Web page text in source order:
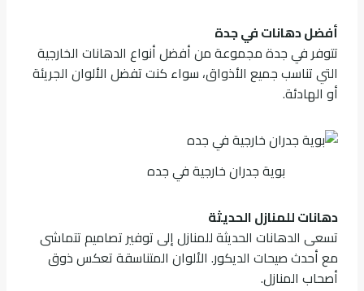
أفضل دهانات في جدة
تتوفر في جدة مجموعة من أفضل أنواع الدهانات الخارجية
التي تناسب جميع الأذواق، سواء كنت تفضل الألوان الجريئة
أو الهادئة.
بوية جدران خارجية في جده
دهانات للمنازل الحديثة
تسعى الدهانات الحديثة للمنازل إلى توفير تصاميم تتماشى
مع أحدث صيحات الديكور. الألوان المتناسقة تعكس ذوق
أصحاب المنازل.